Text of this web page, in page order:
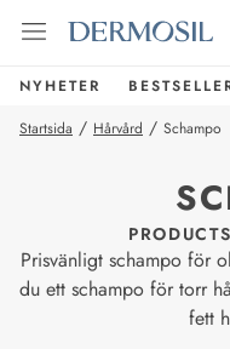
NYHETER
Startsida / Hårvård / Schampo
Prisvänligt schampo för
du ett schampo för torr
fett